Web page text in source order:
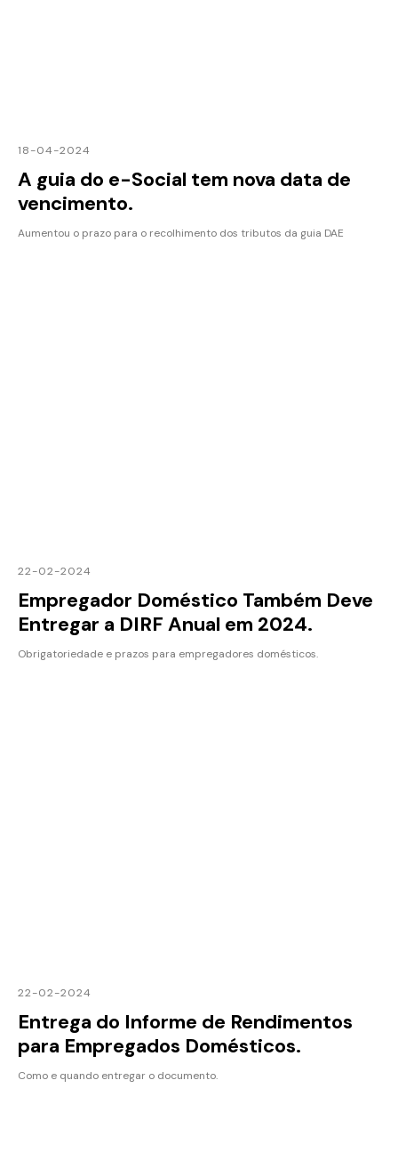
18-04-2024
A guia do e-Social tem nova data de
vencimento.
Aumentou o prazo para o recolhimento dos tributos da guia DAE
22-02-2024
Empregador Doméstico Também Deve
Entregar a DIRF Anual em 2024.
Obrigatoriedade e prazos para empregadores domésticos.
22-02-2024
Entrega do Informe de Rendimentos
para Empregados Domésticos.
Como e quando entregar o documento.